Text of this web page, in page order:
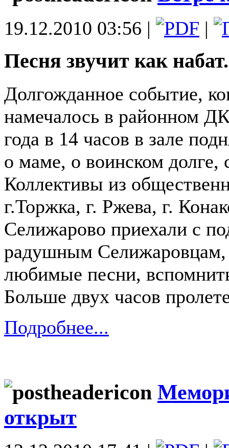
19.12.2010 03:56 | |
Песня звучит как набат.
Долгожданное событие,
намечалось в районном
года в 14 часов в зале
о маме, о воинском долге,
Коллективы из
г.Торжка, г. Ржева, г.
Селижарово приехали с
радушным Селижаровцам,
любимые песни,
Больше двух часов
Подробнее...
открыт